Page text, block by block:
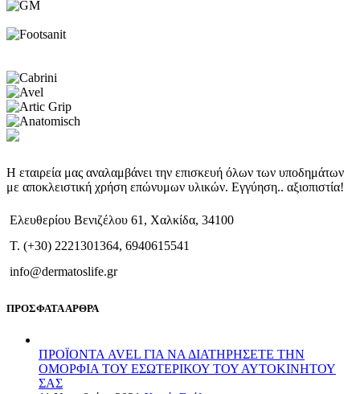
Η εταιρεία μας αναλαμβάνει την επισκευή όλων των υποδημάτων
με αποκλειστική χρήση επώνυμων υλικών. Εγγύηση.. αξιοπιστία!
Ελευθερίου Βενιζέλου 61, Χαλκίδα, 34100
T. (+30) 2221301364, 6940615541
info@dermatoslife.gr
ΠΡΟΣΦΑΤΑ ΑΡΘΡΑ
ΠΡΟΪΟΝΤΑ AVEL ΓΙΑ ΝΑ ΔΙΑΤΗΡΗΣΕΤΕ ΤΗΝ
ΟΜΟΡΦΙΑ ΤΟΥ ΕΣΩΤΕΡΙΚΟΥ ΤΟΥ ΑΥΤΟΚΙΝΗΤΟΥ
ΣΑΣ